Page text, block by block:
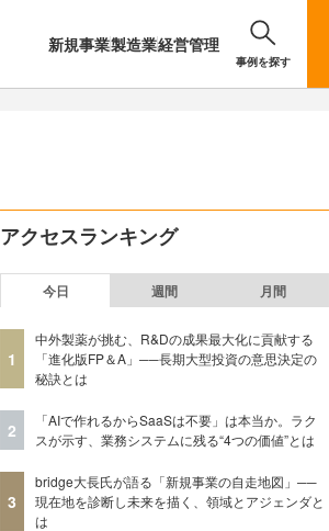
新規事業製造業経営管理
事例を探す
アクセスランキング
今日 週間 月間
1
中外製薬が挑む、R&Dの成果最大化に貢献する
「進化版FP＆A」──長期大型投資の意思決定の
秘訣とは
2
「AIで作れるからSaaSは不要」は本当か。ラク
スが示す、業務システムに残る“4つの価値”とは
3
bridge大長氏が語る「新規事業の自走地図」──
現在地を診断し未来を描く、領域とアジェンダと
は